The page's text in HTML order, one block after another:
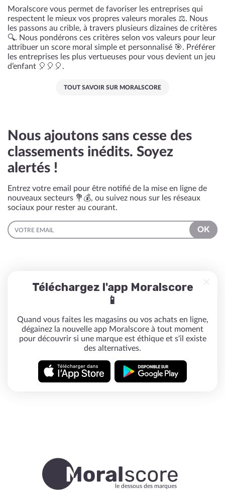
Moralscore vous permet de favoriser les entreprises qui
respectent le mieux vos propres valeurs morales ⚖️. Nous
les passons au crible, à travers plusieurs dizaines de critères
🔍. Nous pondérons ces critères selon vos valeurs pour leur
attribuer un score moral simple et personnalisé 🎯. Préférer
les entreprises les plus vertueuses pour vous devient un jeu
d’enfant 🎈🎈🎈.
TOUT SAVOIR SUR MORALSCORE
Nous ajoutons sans cesse des
classements inédits. Soyez
alertés !
Entrez votre email pour être notifié de la mise en ligne de
nouveaux secteurs 💐💰, ou suivez nous sur les réseaux
sociaux pour rester au courant.
EMAIL
OK
Téléchargez l'app Moralscore
📱
Quand vous faites les magasins ou vos achats en ligne,
dégainez la nouvelle app Moralscore à tout moment
pour découvrir si une marque est éthique et s'il existe
des alternatives.
le dessous des marques